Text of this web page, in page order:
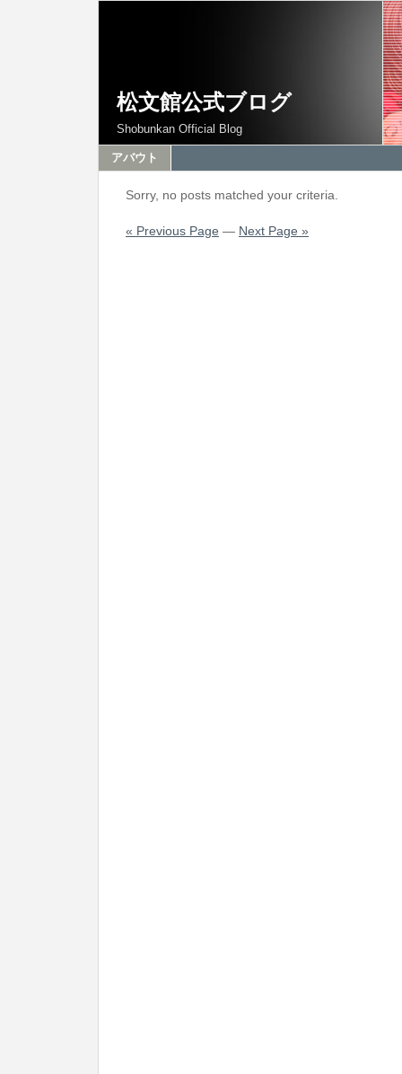
松文館公式ブログ
Shobunkan Official Blog
アバウト
Sorry, no posts matched your criteria.
« Previous Page — Next Page »